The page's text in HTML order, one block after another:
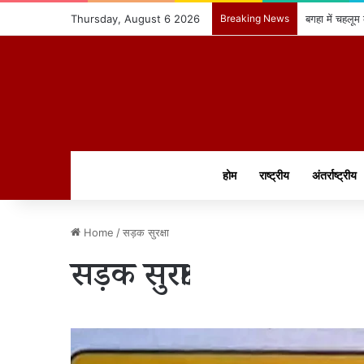
Thursday, August 6 2026 Breaking News बगहा में चहलूम
होम राष्ट्रीय अंतर्राष्ट्रीय
Home /सड़क सुरक्षा
सड़क सुरक्षा